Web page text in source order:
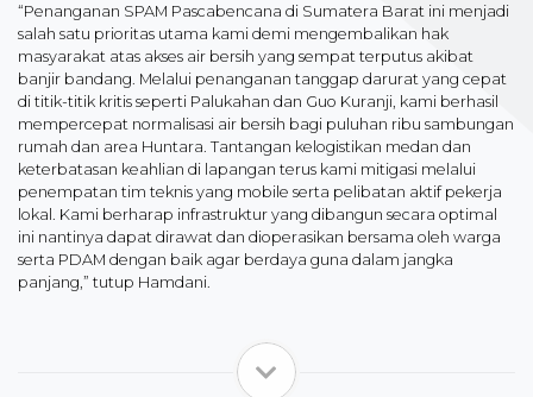
“Penanganan SPAM Pascabencana di Sumatera Barat ini menjadi
salah satu prioritas utama kami demi mengembalikan hak
masyarakat atas akses air bersih yang sempat terputus akibat
banjir bandang. Melalui penanganan tanggap darurat yang cepat
di titik-titik kritis seperti Palukahan dan Guo Kuranji, kami berhasil
mempercepat normalisasi air bersih bagi puluhan ribu sambungan
rumah dan area Huntara. Tantangan kelogistikan medan dan
keterbatasan keahlian di lapangan terus kami mitigasi melalui
penempatan tim teknis yang mobile serta pelibatan aktif pekerja
lokal. Kami berharap infrastruktur yang dibangun secara optimal
ini nantinya dapat dirawat dan dioperasikan bersama oleh warga
serta PDAM dengan baik agar berdaya guna dalam jangka
panjang,” tutup Hamdani.